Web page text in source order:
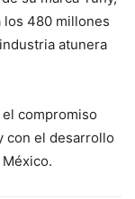
los 480 millones
atunera
compromiso
con el desarrollo